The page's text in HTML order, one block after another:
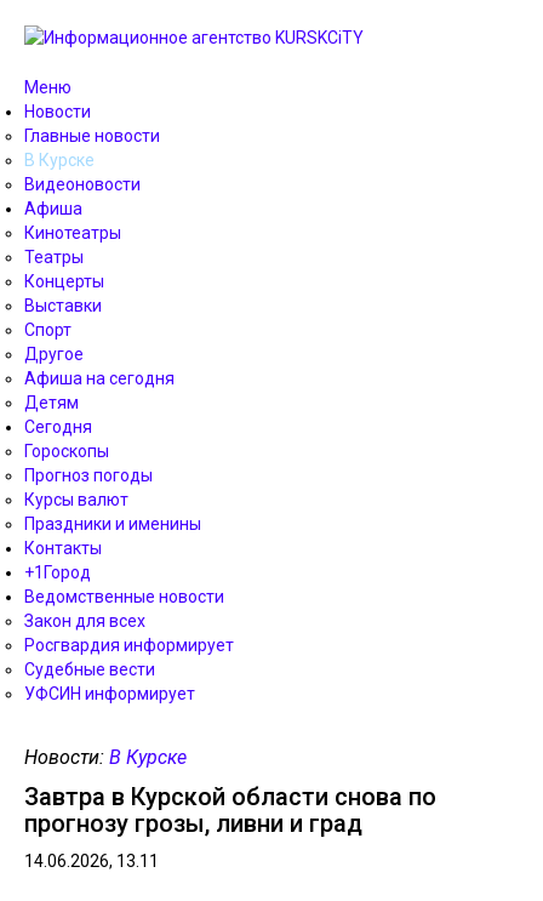
Меню
Новости
Главные новости
В Курске
Видеоновости
Афиша
Кинотеатры
Театры
Концерты
Выставки
Спорт
Другое
Афиша на сегодня
Детям
Сегодня
Гороскопы
Прогноз погоды
Курсы валют
Праздники и именины
Контакты
+1Город
Ведомственные новости
Закон для всех
Росгвардия информирует
Судебные вести
УФСИН информирует
Новости: В Курске
Завтра в Курской области снова по
прогнозу грозы, ливни и град
14.06.2026, 13.11